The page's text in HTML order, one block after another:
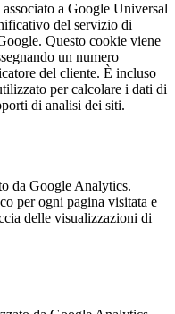
a Google Universal
del servizio di
Questo cookie viene
un numero
del cliente. È incluso
per calcolare i dati di
di analisi dei siti.
da Google Analytics.
per ogni pagina visitata e
delle visualizzazioni di